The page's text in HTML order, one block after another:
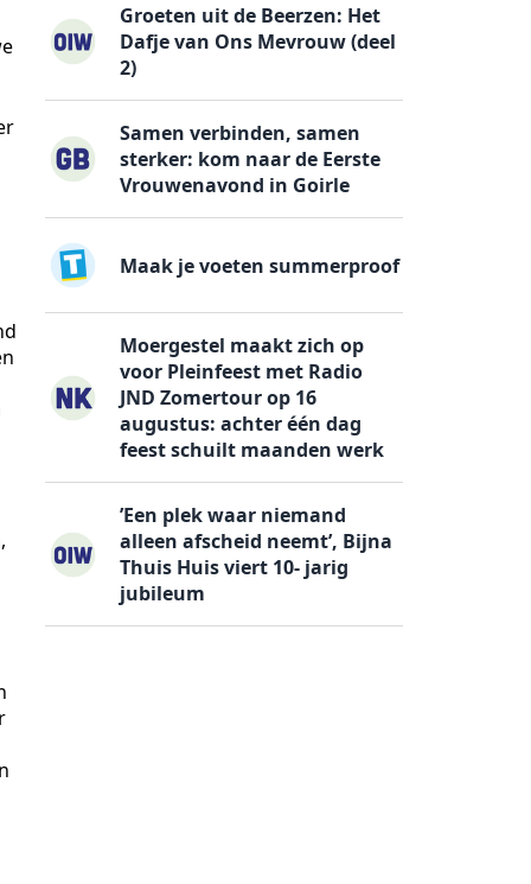
Groeten uit de Beerzen: Het
Dafje van Ons Mevrouw (deel
2)
Samen verbinden, samen
sterker: kom naar de Eerste
Vrouwenavond in Goirle
Maak je voeten summerproof
Moergestel maakt zich op
voor Pleinfeest met Radio
JND Zomertour op 16
augustus: achter één dag
feest schuilt maanden werk
’Een plek waar niemand
alleen afscheid neemt’, Bijna
Thuis Huis viert 10- jarig
jubileum